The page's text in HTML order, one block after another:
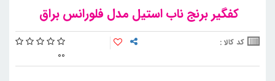
کفگیر برنج ناب استیل مدل فلورانس براق
کد کالا :
00